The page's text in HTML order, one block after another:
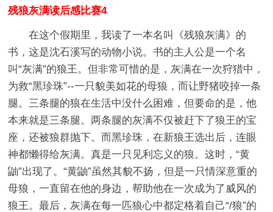
残狼灰满读后感比赛4
在这个假期里，我读了一本名叫《残狼灰满》的
书，这是沈石溪写的动物小说。书的主人公是一个名
叫“灰满”的狼王。但非常可惜的是，灰满在一次狩猎中，
为救“黑珍珠”--一只貌美如花的母狼，而让野猪咬掉一条
腿。三条腿的狼在生活中没什么困难，但要命的是，他
本来就是三条腿。两条腿的灰满不仅被赶下了狼王的宝
座，还被狼群抛下。而黑珍珠，在新狼王选出后，连眼
神都懒得给灰满。真是一只见利忘义的狼。这时，“黄
鼬”出现了。“黄鼬”虽然其貌不扬，但是一只情深意重的
母狼，一直留在他的身边，帮助他在一次成为了威风的
狼王。最后，灰满在每一匹狼心中都定格着自己“/狼”的